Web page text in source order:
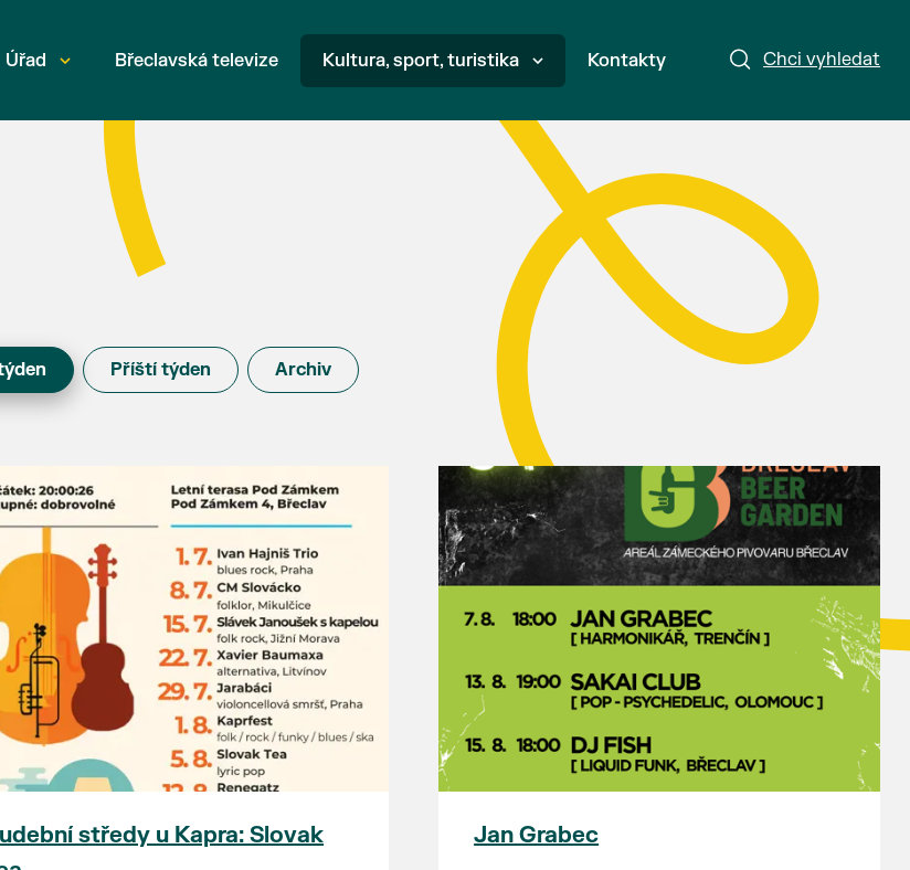
Chci vyhledat
Úřad Břeclavská televize Kultura, sport, turistika Kontakty
Příští týden Archiv
středy u Kapra: Slovak
Jan Grabec